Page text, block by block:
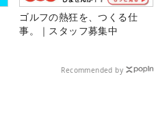
ゴルフの熱狂を、つくる仕
事。｜スタッフ募集中
Recommended by